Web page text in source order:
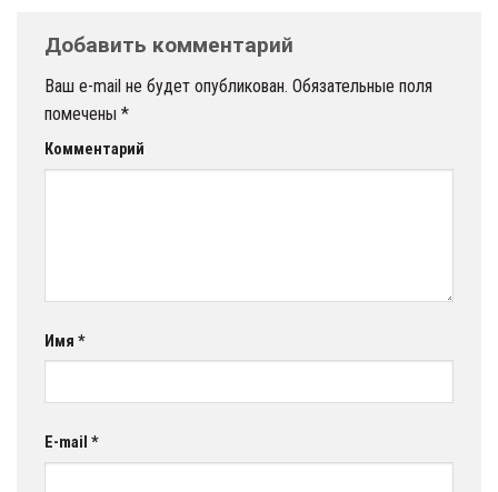
Добавить комментарий
Ваш e-mail не будет опубликован. Обязательные поля
помечены *
Комментарий
Имя *
E-mail *